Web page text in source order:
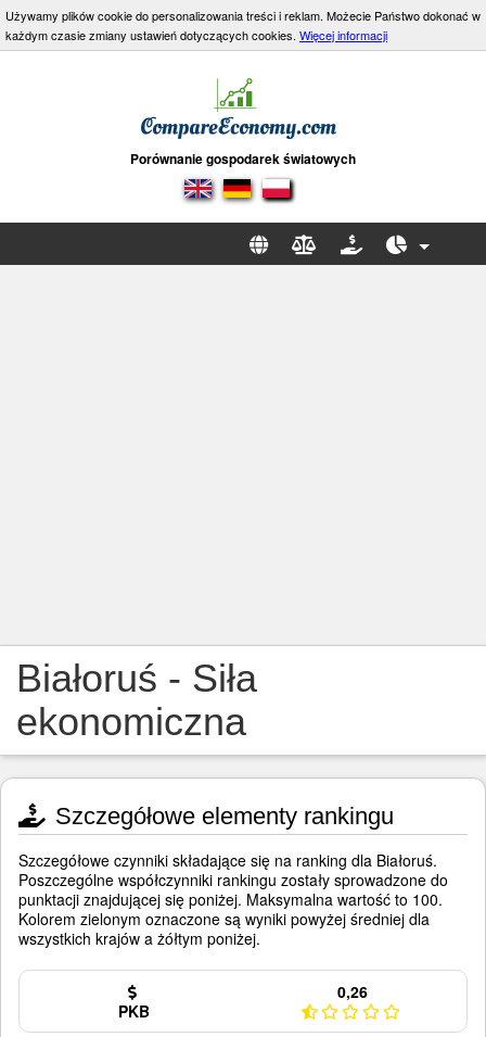
Używamy plików cookie do personalizowania treści i reklam. Możecie Państwo dokonać w
każdym czasie zmiany ustawień dotyczących cookies. Więcej informacji
Porównanie gospodarek światowych
Białoruś - Siła
ekonomiczna
Szczegółowe elementy rankingu
Szczegółowe czynniki składające się na ranking dla Białoruś.
Poszczególne współczynniki rankingu zostały sprowadzone do
punktacji znajdującej się poniżej. Maksymalna wartość to 100.
Kolorem zielonym oznaczone są wyniki powyżej średniej dla
wszystkich krajów a żółtym poniżej.
PKB
0,26